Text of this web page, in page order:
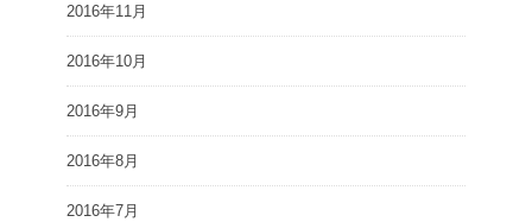
2016年11月
2016年10月
2016年9月
2016年8月
2016年7月